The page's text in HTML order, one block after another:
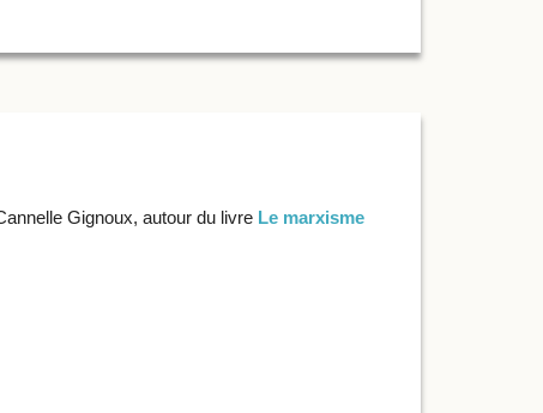
Gignoux, autour du livre Le marxisme